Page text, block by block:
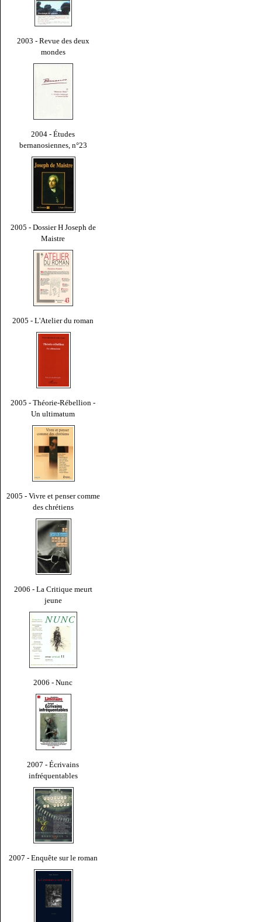
2003 - Revue des deux
mondes
2004 - Études
bernanosiennes, n°23
2005 - Dossier H Joseph de
Maistre
2005 - L'Atelier du roman
2005 - Théorie-Rébellion -
Un ultimatum
2005 - Vivre et penser comme
des chrétiens
2006 - La Critique meurt
jeune
2006 - Nunc
2007 - Écrivains
infréquentables
2007 - Enquête sur le roman